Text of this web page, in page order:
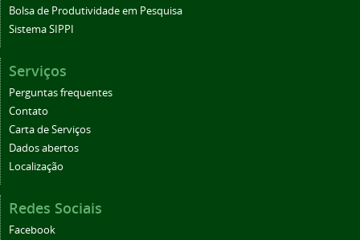
Bolsa de Produtividade em Pesquisa
Sistema SIPPI
Serviços
Perguntas frequentes
Contato
Carta de Serviços
Dados abertos
Localização
Redes Sociais
Facebook